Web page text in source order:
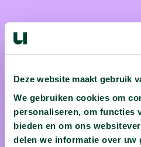
Deze website maakt gebruik
We gebruiken cookies om
personaliseren, om functies
bieden en om ons
delen we informatie over uw
Dr. Kilian Wawoe is als
Management verbonden aan
manier waarop hij zijn colleges
uit de praktijk, onder
personeelsmanager voor ABN-